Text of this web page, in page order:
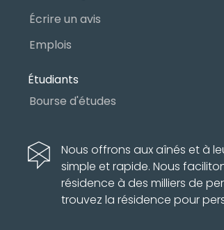
Écrire un avis
Emplois
Étudiants
Bourse d'études
Nous offrons aux aînés et à
simple et rapide. Nous
résidence à des milliers de
trouvez la résidence pour